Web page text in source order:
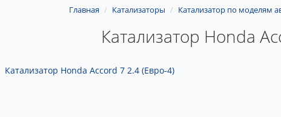
Главная Катализаторы Катализатор по моделям
Катализатор Honda